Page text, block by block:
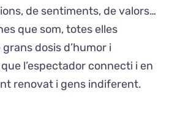
Balla Vallès
de sentiments, de valors…
que som, totes elles
dosis d’humor i
l’espectador connecti i en
renovat i gens indiferent.